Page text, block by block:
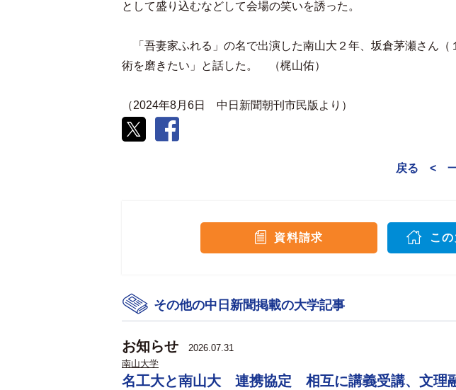
として盛り込むなどして会場の笑いを誘った。
「吾妻家ふれる」の名で出演した南山大２年、坂倉茅瀬さん
術を磨きたい」と話した。 （梶山佑）
（2024年8月6日 中日新聞朝刊市民版より）
戻る <
資料請求 こ
その他の中日新聞掲載の大学記事
お知らせ
2026.07.31
南山大学
名工大と南山大 連携協定 相互に講義受講、文理